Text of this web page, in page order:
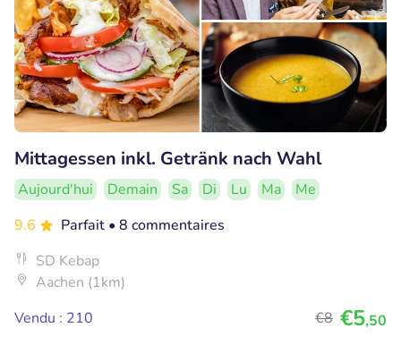
Mittagessen inkl. Getränk nach Wahl
Aujourd'hui Demain Sa Di Lu Ma
Me
9.6
Parfait • 8 commentaires
SD Kebap
Aachen (1km)
Vendu : 210
€8 €5,50